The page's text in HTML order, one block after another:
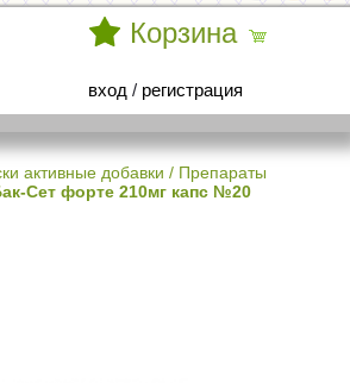
Корзина
вход / регистрация
активные добавки / Препараты
Сет форте 210мг капс №20